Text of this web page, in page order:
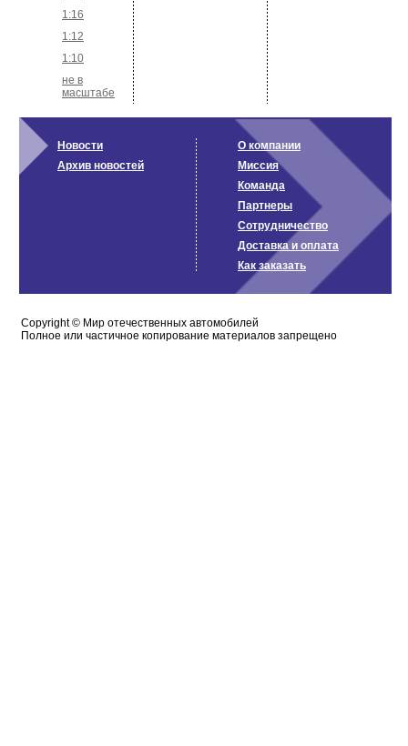
1:16
1:12
1:10
не в
масштабе
Новости
Архив новостей
О компании
Миссия
Команда
Партнеры
Сотрудничество
Доставка и оплата
Как заказать
Сopyright © Мир отечественных автомобилей
Полное или частичное копирование материалов запрещено